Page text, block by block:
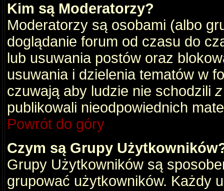
Kim są Moderatorzy?
Moderatorzy są osobami (albo
doglądanie forum od czasu do
lub usuwania postów oraz
usuwania i dzielenia tematów w
czuwają aby ludzie nie schodzili
publikowali nieodpowiednich
Powrót do góry
Czym są Grupy
Grupy Użytkowników są
grupować użytkowników. Każdy